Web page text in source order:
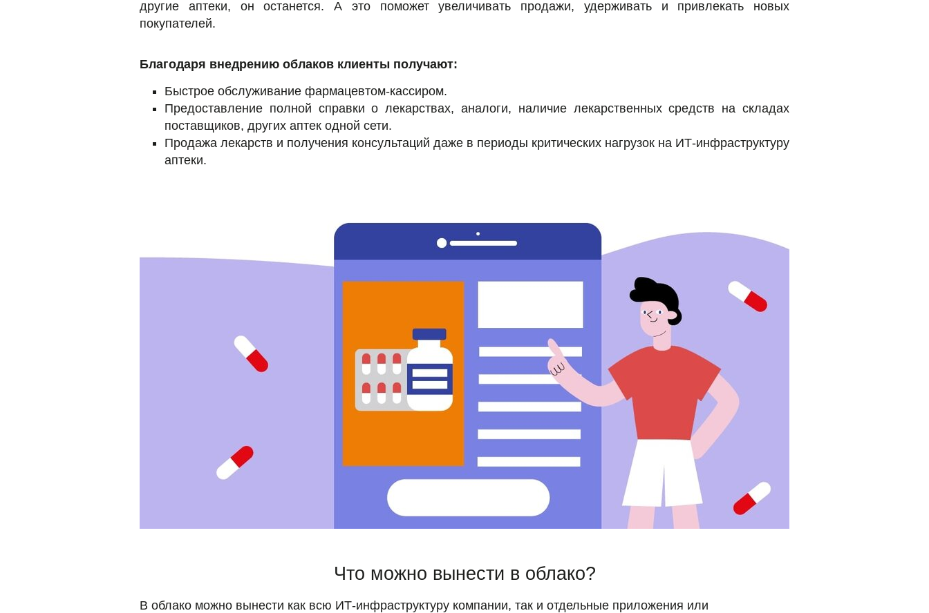
другие аптеки, он останется. А это поможет увеличивать продажи, удерживать и привлекать новых
покупателей.
Благодаря внедрению облаков клиенты получают:
Быстрое обслуживание фармацевтом-кассиром.
Предоставление полной справки о лекарствах, аналоги, наличие лекарственных средств на складах
поставщиков, других аптек одной сети.
Продажа лекарств и получения консультаций даже в периоды критических нагрузок на ИТ-инфраструктуру
аптеки.
Что можно вынести в облако?
В облако можно вынести как всю ИТ-инфраструктуру компании, так и отдельные приложения или